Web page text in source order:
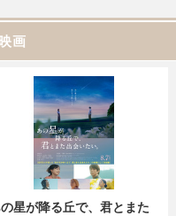
画
星が降る丘で、君とまた